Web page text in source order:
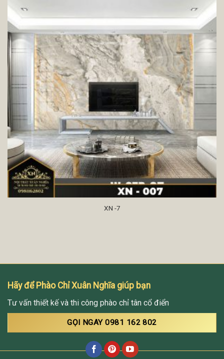
XN -7
Hãy để Phào Chỉ Xuân Nghĩa giúp bạn
Tư vấn thiết kế và thi công phào chỉ tân cổ điển
GỌI NGAY 0981 162 802